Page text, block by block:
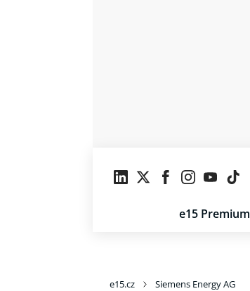
e15 Premium
e15.cz Siemens Energy AG